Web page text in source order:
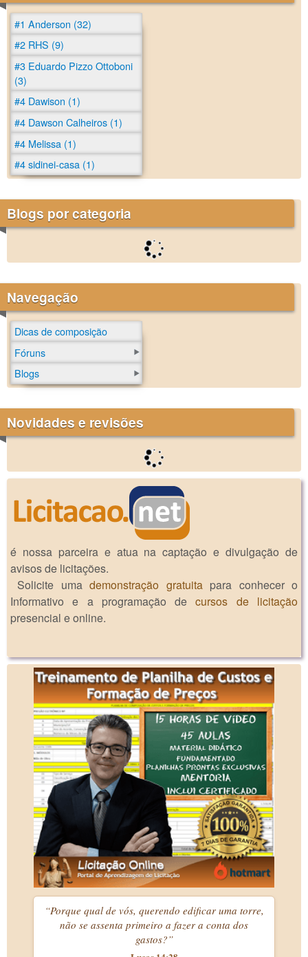
#1 Anderson (32)
#2 RHS (9)
#3 Eduardo Pizzo Ottoboni
(3)
#4 Dawison (1)
#4 Dawson Calheiros (1)
#4 Melissa (1)
#4 sidinei-casa (1)
Blogs por categoria
Navegação
Dicas de composição
Fóruns
Blogs
Novidades e revisões
é nossa parceira e atua na captação e divulgação de
avisos de licitações.
Solicite umademonstração gratuitapara conhecer o
Informativo e a programação decursos de licitação
presencial e online.
“Porque qual de vós, querendo edificar uma torre,
não se assenta primeiro a fazer a conta dos
gastos?”